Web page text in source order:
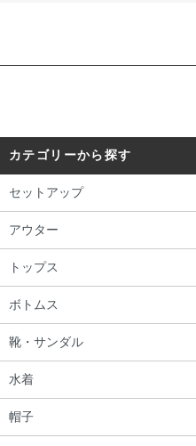
カテゴリーから探す
セットアップ
アウター
トップス
ボトムス
靴・サンダル
水着
帽子